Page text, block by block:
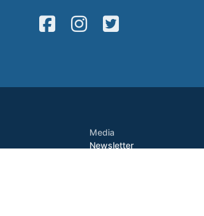
Media
Newsletter